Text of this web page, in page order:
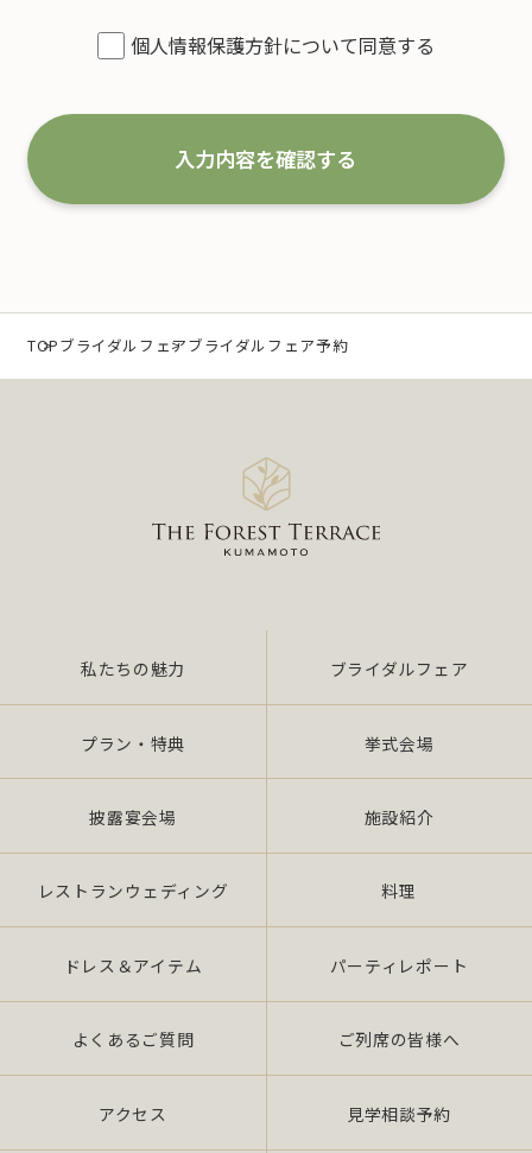
1.事業の内容及び規模を考慮した適切な個人情報
特定するとともに、法で定める場合を除き、その利
用目的の達成に必要な範囲 内において利用いたしま
す。
（1）冠婚葬祭業及び冠婚葬祭の会員募集に関する業
（2）互助会掛金の回収および案内に関する業務
（3）少額短期保険募集代理店としての保険募集およ
また、当社は特定された個人情報の利用目的の達成
に必要な範囲を超えた個人情報の取扱い（目的外利
用）を行いません。
人情報保護マネジメントシステムの要求事項」に準
拠したマネジメン トシステムを遵守し、厳正な管理
の下で行います。
2.個人情報の適切な取扱い
当社は、個人情報の取扱いに関し、JIS Q 15001：
2006 の要求事項、法令「個人情報保護法（平成 17
年 4 月施行）（以下、「法」 という。）」及び社団
法人全日本冠婚葬祭互助協会が定める指針、その他
の規範を遵守いたします。
個人情報保護方針について同意する
入力内容を確認する
TOPブライダルフェアブライダルフェア予約
私たちの魅力 ブライダルフェア
プラン・特典 挙式会場
披露宴会場 施設紹介
レストランウェディング 料理
ドレス＆アイテム パーティレポート
よくあるご質問 ご列席の皆様へ
アクセス 見学相談予約